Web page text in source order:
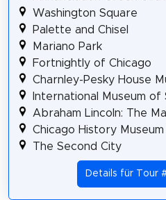
Washington Square
Palette and Chisel
Mariano Park
Fortnightly of Chicago
Charnley-Pesky House
International Museum of
Abraham Lincoln: The
Chicago History Museum
The Second City
Details für Tour